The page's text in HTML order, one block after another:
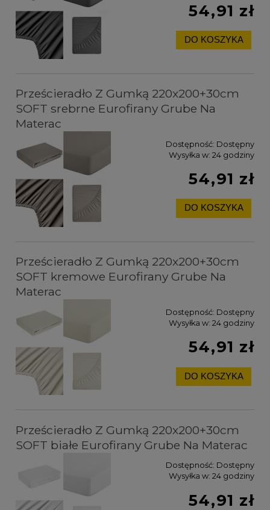
54,91 zł
DO KOSZYKA
Prześcieradło Z Gumką 220x200+30cm
SOFT srebrne Eurofirany Grube Na
Materac
Dostępność: Dostępny
Wysyłka w: 24 godziny
54,91 zł
DO KOSZYKA
Prześcieradło Z Gumką 220x200+30cm
SOFT kremowe Eurofirany Grube Na
Materac
Dostępność: Dostępny
Wysyłka w: 24 godziny
54,91 zł
DO KOSZYKA
Prześcieradło Z Gumką 220x200+30cm
SOFT białe Eurofirany Grube Na Materac
Dostępność: Dostępny
Wysyłka w: 24 godziny
54,91 zł